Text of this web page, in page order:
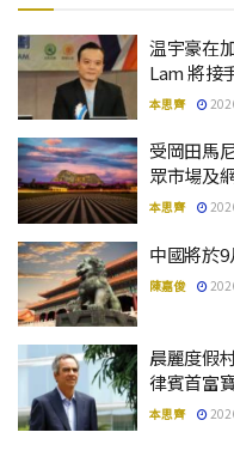
温宇豪在
Lam 將接
本思齊
受岡田馬
眾市場及
本思齊
中國將於
陳嘉俊
晨麗度假
律賓首富
本思齊